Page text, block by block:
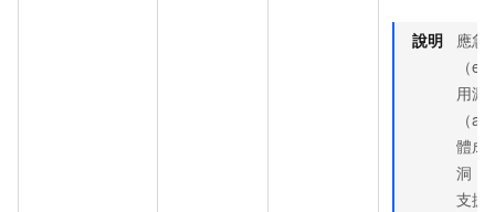
說明
應急
（
用漏
（
體成
洞（
支援